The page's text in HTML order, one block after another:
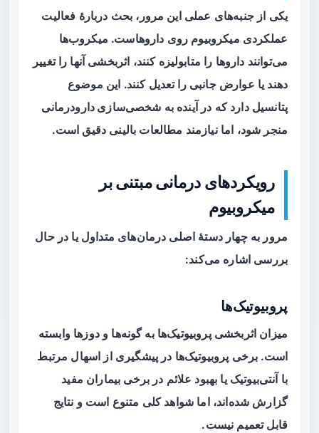
یکی از جنبه‌های عملی این مرور، بحث دربارهٔ فعالیت
عملکردی میکروبیوم روی داروهاست. میکروب‌ها
می‌توانند داروها را متابولیزه کنند، اثربخشی آنها را تغییر
دهند یا عوارض جانبی را تعدیل کنند. این موضوع
پتانسیل دارد که در آینده به شخصی‌سازی دارودرمانی
منجر شود، اما نیازمند مطالعات بالینی دقیق است.
رویکردهای درمانی مبتنی بر
میکروبیوم
مرور به چهار دستهٔ اصلی درمان‌های متداول یا در حال
بررسی اشاره می‌کند:
پروبیوتیک‌ها
میزان اثربخشیپروبیوتیک‌ها به گونه‌ها و دوزها وابسته
است. برخی پروبیوتیک‌ها در پیشگیری از اسهال مرتبط
با آنتی‌بیوتیک یا بهبود علائم در برخی بیماران مفید
گزارش شده‌اند، اما شواهد کلی متنوع است و نتایج
قابل تعمیم نیست.